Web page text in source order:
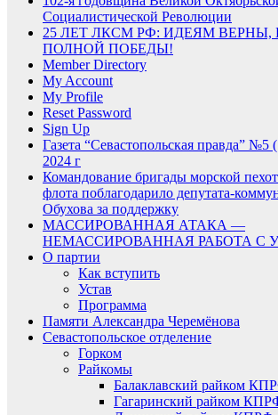
Социалистической Революции
25 ЛЕТ ЛКСМ РФ: ИДЕЯМ ВЕРНЫ,
ПОЛНОЙ ПОБЕДЫ!
Member Directory
My Account
My Profile
Reset Password
Sign Up
Газета “Севастопольская правда” №5
2024 г
Командование бригады морской
флота поблагодарило депутата-
Обухова за поддержку
МАССИРОВАННАЯ АТАКА —
НЕМАССИРОВАННАЯ РАБОТА С
О партии
Как вступить
Устав
Программа
Памяти Александра Черемёнова
Севастопольское отделение
Горком
Райкомы
Балаклавский райком
Гагаринский райком